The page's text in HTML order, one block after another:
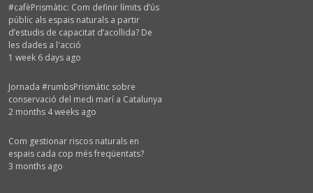
#cafèPrismàtic: Com definir límits d’ús
públic als espais naturals a partir
d’estudis de capacitat d’acollida? De
les dades a l'acció
1 week 6 days ago
Jornada #rumbsPrismàtic sobre
conservació del medi marí a Catalunya
2 months 4 weeks ago
Com gestionar riscos naturals en
espais cada cop més freqüentats?
3 months ago